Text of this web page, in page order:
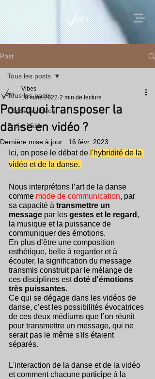
Post
Tous les posts
Conseils vidéos
Projet Vidéo
Tous les posts
Pourquoi transposer la
danse en vidéo ?
Vibes
10 mars 2022 2 min de lecture
Dernière mise à jour : 16 févr. 2023
Ici, on pose le débat de l'hybridité de la
vidéo et de la danse.
Nous interprétons l’art de la danse
comme mode de communication, par
sa capacité à transmettre un
message par les gestes et le regard ,
la musique et la puissance de
communiquer des émotions.
En plus d’être une composition
esthétique, belle à regarder et à
écouter, la signification du message
transmis construit par le mélange de
ces disciplines est doté d'émotions
très puissantes.
Ce qui se dégage dans les vidéos de
danse, c’est les possibilités évocatrices
de ces deux médiums que l’on réunit
pour transmettre un message, qui ne
serait pas le même s'ils étaient
séparés.
L'interaction de la danse et de la vidéo
et comment chacune participe à la